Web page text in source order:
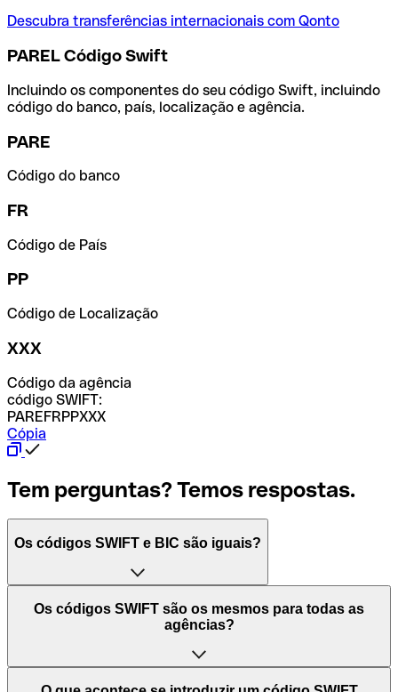
Descubra transferências internacionais com Qonto
PAREL Código Swift
Incluindo os componentes do seu código Swift, incluindo
código do banco, país, localização e agência.
PARE
Código do banco
FR
Código de País
PP
Código de Localização
XXX
Código da agência
código SWIFT:
PAREFRPPXXX
Cópia
Tem perguntas? Temos respostas.
Os códigos SWIFT e BIC são iguais?
O acrónimo SWIFT significa "Society for Worldwide
Interbank Financial Telecommunication (Sociedade para
Mundiais)". Trata-se de uma rede mundial onde se
processam pagamentos entre países. Por outro lado, BIC
Os códigos SWIFT são os mesmos para todas as
agências?